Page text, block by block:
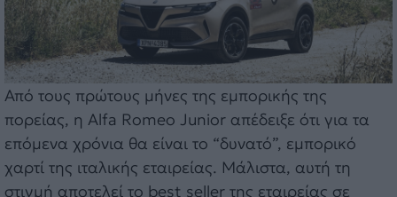
Από τους πρώτους μήνες της εμπορικής της
πορείας, η Alfa Romeo Junior απέδειξε ότι για τα
επόμενα χρόνια θα είναι το “δυνατό”, εμπορικό
χαρτί της ιταλικής εταιρείας. Μάλιστα, αυτή τη
στιγμή αποτελεί το best seller της εταιρείας σε